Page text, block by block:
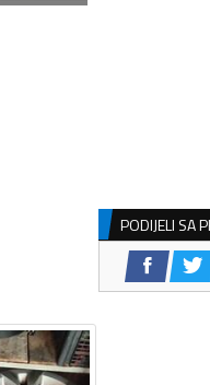
PODIJELI SA